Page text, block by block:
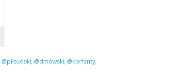
@piłsudski, @dmowski, @korfanty,